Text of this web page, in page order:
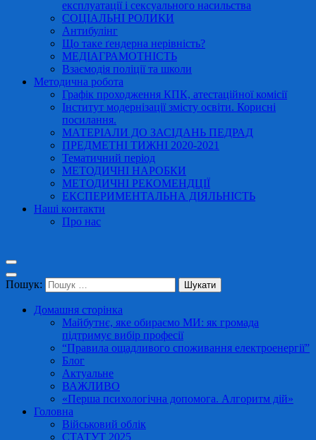
експлуатації і сексуального насильства
СОЦІАЛЬНІ РОЛИКИ
Антибулінг
Що таке ґендерна нерівність?
МЕДІАГРАМОТНІСТЬ
Взаємодія поліції та школи
Методична робота
Графік проходження КПК, атестаційної комісії
Інститут модернізації змісту освіти. Корисні
посилання.
МАТЕРІАЛИ ДО ЗАСІДАНЬ ПЕДРАД
ПРЕДМЕТНІ ТИЖНІ 2020-2021
Тематичний період
МЕТОДИЧНІ НАРОБКИ
МЕТОДИЧНІ РЕКОМЕНДЦІЇ
ЕКСПЕРИМЕНТАЛЬНА ДІЯЛЬНІСТЬ
Наші контакти
Про нас
Пошук:
Домашня сторінка
Майбутнє, яке обираємо МИ: як громада
підтримує вибір професії
“Правила ощадливого споживання електроенергії”
Блог
Актуальне
ВАЖЛИВО
«Перша психологічна допомога. Алгоритм дій»
Головна
Військовий облік
СТАТУТ 2025